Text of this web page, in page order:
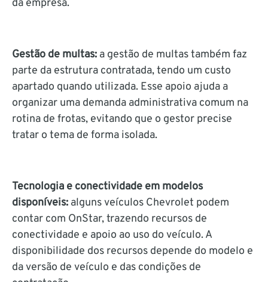
da empresa.
Gestão de multas: a gestão de multas também faz
parte da estrutura contratada, tendo um custo
apartado quando utilizada. Esse apoio ajuda a
organizar uma demanda administrativa comum na
rotina de frotas, evitando que o gestor precise
tratar o tema de forma isolada.
Tecnologia e conectividade em modelos
disponíveis: alguns veículos Chevrolet podem
contar com OnStar, trazendo recursos de
conectividade e apoio ao uso do veículo. A
disponibilidade dos recursos depende do modelo e
da versão de veículo e das condições de